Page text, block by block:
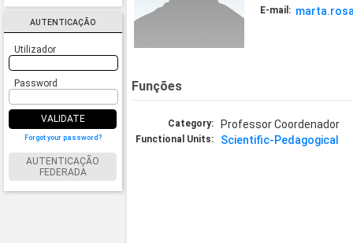
AUTENTICAÇÃO
Utilizador
Password
VALIDATE
Forgot your password?
AUTENTICAÇÃO
FEDERADA
E-mail:
Funções
Category: Professor Coordenador
Functional Units: Scientific-Pedagogical